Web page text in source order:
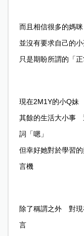
而且相信很多的媽
並沒有要求自己的
只是期盼所謂的「
現在2M1Y的小Q妹
其餘的生活大小事
詞「嗯」
但幸好她對於學習
言機
除了稱謂之外 對現
言